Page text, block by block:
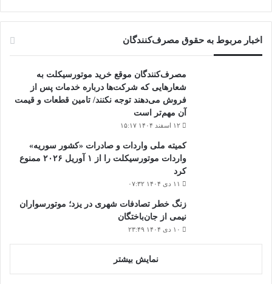
اخبار مربوط به حقوق مصرف‌کنندگان
مصرف‌کنندگان موقع خرید موتورسیکلت به
شعارهایی که شرکت‌ها درباره خدمات پس از
فروش می‌دهند توجه نکنند/ تامین قطعات و قیمت
آن مهم‌تر است
۱۲ اسفند ۱۴۰۴ ۱۵:۱۷
کمیته ملی واردات و صادرات «کشور سوریه»
واردات موتورسیکلت را از ۱ آوریل ۲۰۲۶ ممنوع
کرد
۱۱ دی ۱۴۰۴ ۰۷:۳۲
زنگ خطر تصادفات شهری در یزد؛ موتورسواران
نیمی از جان‌باختگان
۱۰ دی ۱۴۰۴ ۲۳:۴۹
نمایش بیشتر